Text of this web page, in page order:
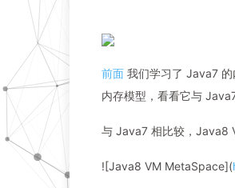
前面 我们学习了 Java7
内存模型，看看它与
与 Java7 相比较，Java8
![Java8 VM MetaSpace](